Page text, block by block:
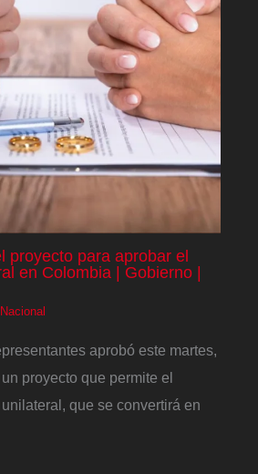
proyecto para aprobar el
en Colombia | Gobierno |
Nacional
aprobó este martes,
proyecto que permite el
que se convertirá en